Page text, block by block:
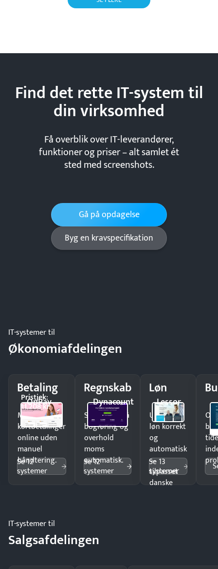
Find det rette IT-system til
dinvirksomhed
Få overblik over IT-leverandører,
funktioner og priser – alt samlet ét
sted med screenshots.
Gå på opdagelse
Byg en kravspecifikation
IT-systemer til
Økonomiafdelingen
Betaling
OnPay
Pristjek:
11.208 kr
Modtag
kortbetalinger
online uden
manuel
håndtering.
Se 12
systemer
Regnskab
Dynacount
Spar timer på
bogføring og
overhold
moms
automatisk.
Se 12
systemer
Løn
Lessor
Udbetal
løn korrekt
og
automatisk
—
tilpasset
danske
Se 13
systemer
IT-systemer til
Salgsafdelingen